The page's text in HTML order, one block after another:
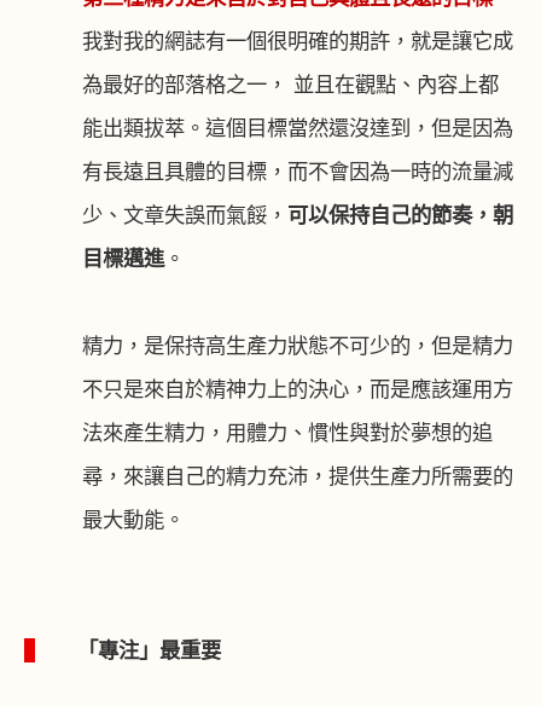
我對我的網誌有一個很明確的期許，就是讓它成
為最好的部落格之一， 並且在觀點、內容上都
能出類拔萃。這個目標當然還沒達到，但是因為
有長遠且具體的目標，而不會因為一時的流量減
少、文章失誤而氣餒， 可以保持自己的節奏，朝
目標邁進。
精力，是保持高生產力狀態不可少的，但是精力
不只是來自於精神力上的決心，而是應該運用方
法來產生精力，用體力、慣性與對於夢想的追
尋，來讓自己的精力充沛，提供生產力所需要的
最大動能。
「專注」最重要